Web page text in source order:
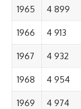
1965 4 899
1966 4 913
1967 4 932
1968 4 954
1969 4 974